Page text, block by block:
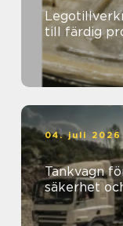
till färdig
04. juli 2026
Tankvagn
säkerhet